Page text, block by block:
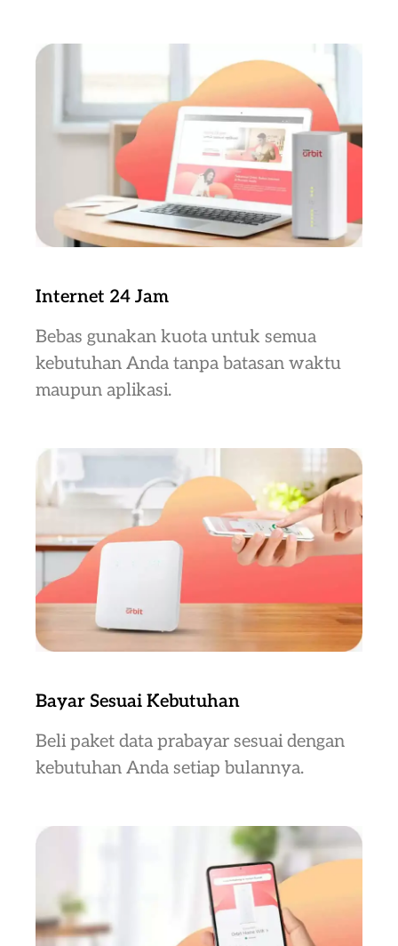
Internet 24 Jam
Bebas gunakan kuota untuk semua
kebutuhan Anda tanpa batasan waktu
maupun aplikasi.
Bayar Sesuai Kebutuhan
Beli paket data prabayar sesuai dengan
kebutuhan Anda setiap bulannya.